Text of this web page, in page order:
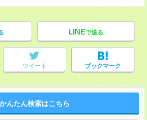
LINEで送る
ツイート ブックマーク
かんたん検索はこちら